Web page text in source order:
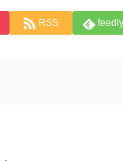
RSS feedly